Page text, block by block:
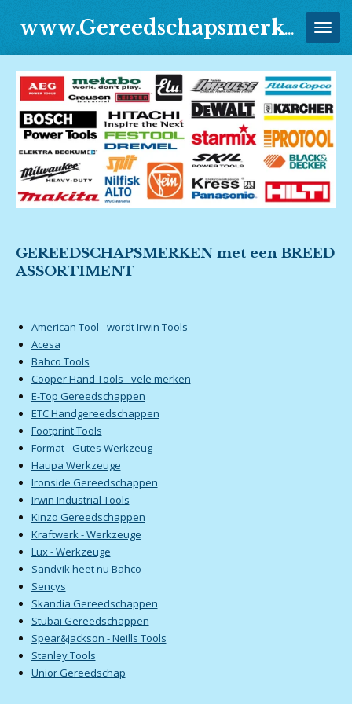
direct
hoofdinhoud
www.Gereedschapsmerken.Jouwweb.nl
GEREEDSCHAPSMERKEN met een BREED
ASSORTIMENT
American Tool - wordt Irwin Tools
Acesa
Bahco Tools
Cooper Hand Tools - vele merken
E-Top Gereedschappen
ETC Handgereedschappen
Footprint Tools
Format - Gutes Werkzeug
Haupa Werkzeuge
Ironside Gereedschappen
Irwin Industrial Tools
Kinzo Gereedschappen
Kraftwerk - Werkzeuge
Lux - Werkzeuge
Sandvik heet nu Bahco
Sencys
Skandia Gereedschappen
Stubai Gereedschappen
Spear&Jackson - Neills Tools
Stanley Tools
Unior Gereedschap